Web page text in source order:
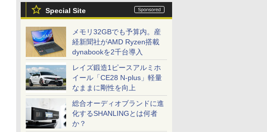
Special Site
メモリ32GBでも予算内。産
経新聞社がAMD Ryzen搭載
dynabookを2千台導入
レイズ鍛造1ピースアルミホ
イール「CE28 N-plus」軽量
なままに剛性を向上
総合オーディオブランドに進
化するSHANLINGとは何者
か？